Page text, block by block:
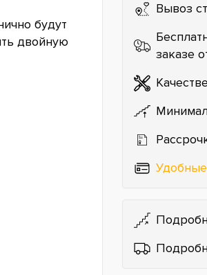
Вывоз
заказе
будут
двойную